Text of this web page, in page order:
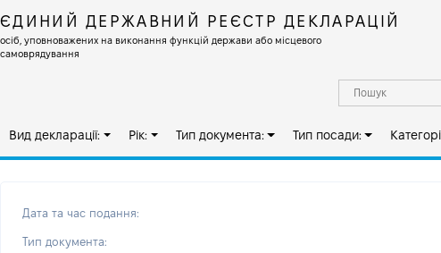
ЄДИНИЙ ДЕРЖАВНИЙ РЕЄСТР ДЕКЛАРАЦІЙ
осіб, уповноважених на виконання функцій держави або місцевого
самоврядування
Вид декларації: Рік: Тип документа: Тип посади:
Дата та час подання:
Тип документа: